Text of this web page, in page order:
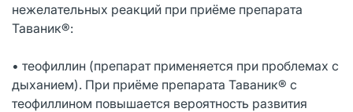
нежелательных реакций при приёме препарата
Таваник®:
• теофиллин (препарат применяется при проблемах с
дыханием). При приёме препарата Таваник® с
теофиллином повышается вероятность развития